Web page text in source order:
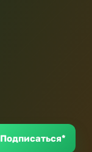
Подписаться*